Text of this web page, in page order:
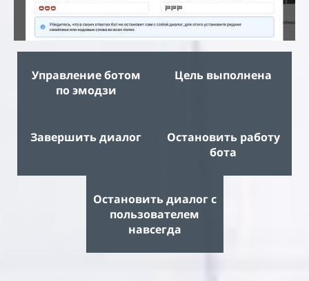
Управление ботом
по эмодзи
Цель выполнена
Завершить диалог
Остановить работу
бота
Остановить диалог с
пользователем
навсегда